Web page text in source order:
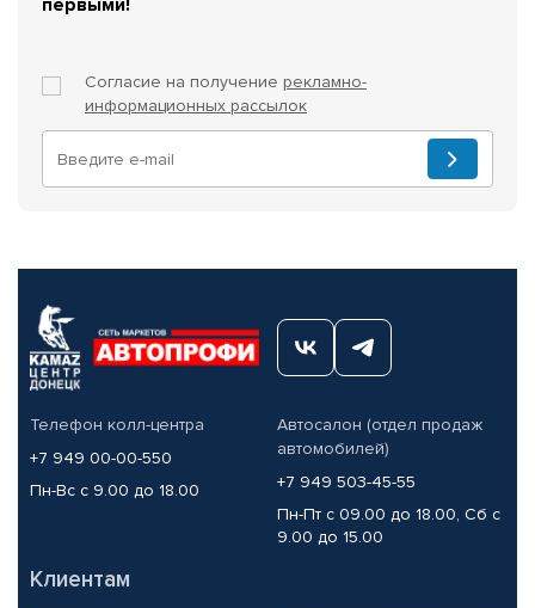
Согласие на получение рекламно-
информационных рассылок
Телефон колл-центра
+7 949 00-00-550
Пн-Вс с 9.00 до 18.00
Автосалон (отдел продаж
автомобилей)
+7 949 503-45-55
Пн-Пт с 09.00 до 18.00, Сб с
9.00 до 15.00
Клиентам